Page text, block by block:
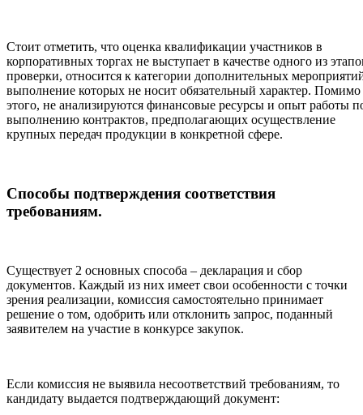
Стоит отметить, что оценка квалификации участников в
корпоративных торгах не выступает в качестве одного из
проверки, относится к категории дополнительных
выполнение которых не носит обязательный характер. Помимо
этого, не анализируются финансовые ресурсы и опыт работы
выполнению контрактов, предполагающих осуществление
крупных передач продукции в конкретной сфере.
Способы подтверждения соответствия
требованиям.
Существует 2 основных способа – декларация и сбор
документов. Каждый из них имеет свои особенности с точки
зрения реализации, комиссия самостоятельно принимает
решение о том, одобрить или отклонить запрос, поданный
заявителем на участие в конкурсе закупок.
Если комиссия не выявила несоответствий требованиям, то
кандидату выдается подтверждающий документ: